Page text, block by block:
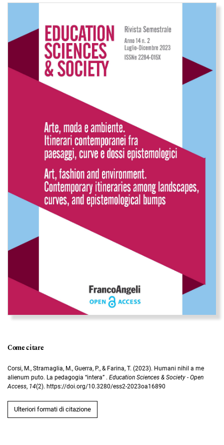
Immagine di copertina
Come citare
Corsi, M., Stramaglia, M., Guerra, P., & Farina, T. (2023). Humani nihil a me
alienum puto. La pedagogia “intera” . Education Sciences & Society - Open
Access, 14(2). https://doi.org/10.3280/ess2-2023oa16890
Ulteriori formati di citazione